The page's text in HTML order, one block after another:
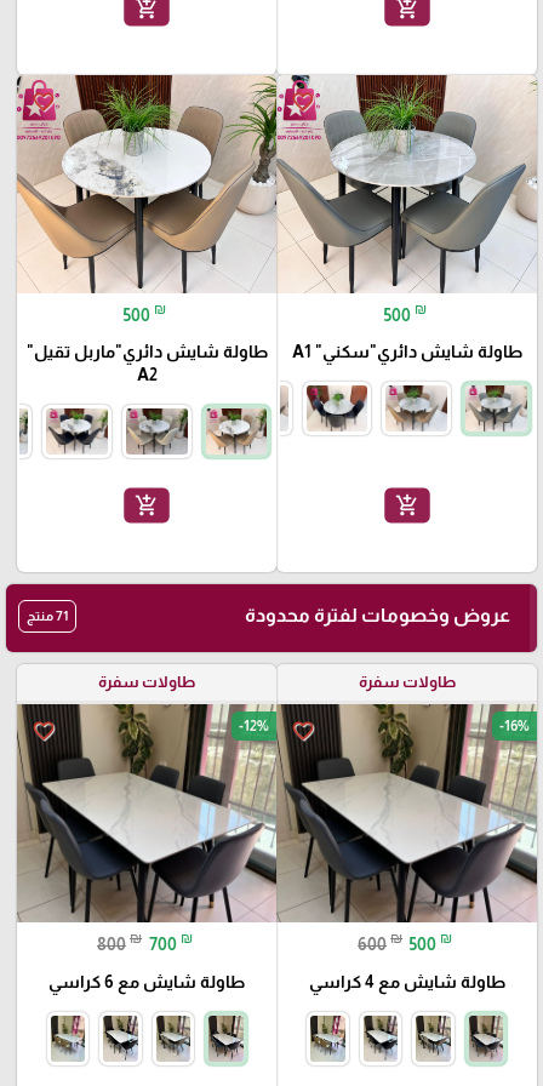
add_shopping_cart
add_shopping_cart
favorite_border
500 ₪
طاولة شايش دائري"سكني" A1
add_shopping_cart
favorite_border
500 ₪
طاولة شايش دائري"ماربل تقيل"
A2
add_shopping_cart
عروض وخصومات لفترة محدودة 71 منتج
طاولات سفرة
favorite_border -16%
600 ₪ 500 ₪
طاولة شايش مع 4 كراسي
طاولات سفرة
favorite_border -12%
800 ₪ 700 ₪
طاولة شايش مع 6 كراسي